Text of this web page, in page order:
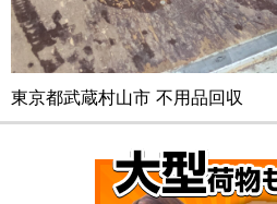
東京都武蔵村山市 不用品回収